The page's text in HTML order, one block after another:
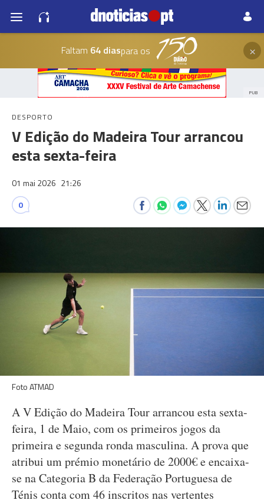
Faltam 64 diaspara os ×
PUB
DESPORTO
V Edição do Madeira Tour arrancou
esta sexta-feira
01 mai 2026 21:26
0
Foto ATMAD
A V Edição do Madeira Tour arrancou esta sexta-
feira, 1 de Maio, com os primeiros jogos da
primeira e segunda ronda masculina. A prova que
atribui um prémio monetário de 2000€ e encaixa-
se na Categoria B da Federação Portuguesa de
Ténis conta com 46 inscritos nas vertentes